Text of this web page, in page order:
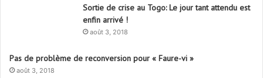
enfin arrivé !
août 3, 2018
août 3, 2018